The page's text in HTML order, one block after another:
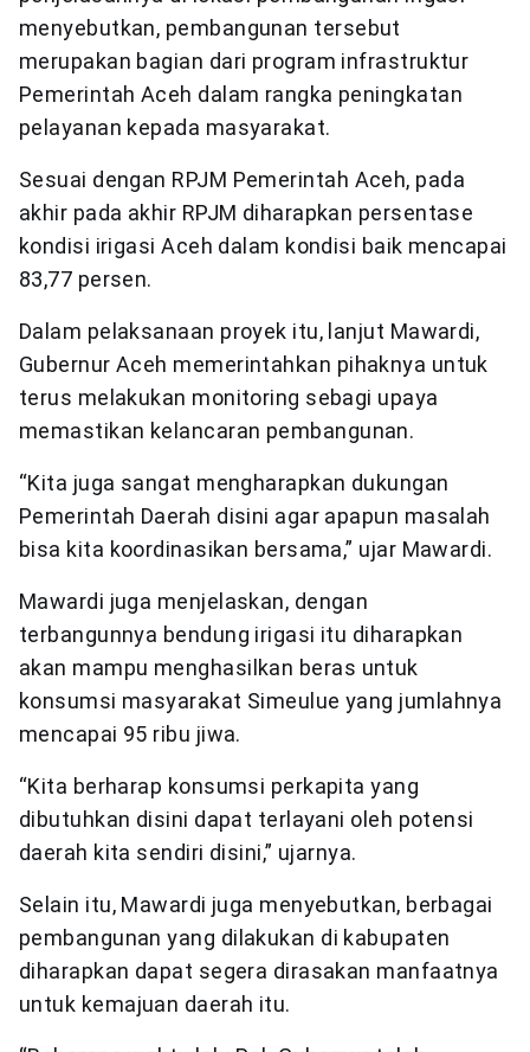
menyebutkan, pembangunan tersebut
merupakan bagian dari program infrastruktur
Pemerintah Aceh dalam rangka peningkatan
pelayanan kepada masyarakat.
Sesuai dengan RPJM Pemerintah Aceh, pada
akhir pada akhir RPJM diharapkan persentase
kondisi irigasi Aceh dalam kondisi baik mencapai
83,77 persen.
Dalam pelaksanaan proyek itu, lanjut Mawardi,
Gubernur Aceh memerintahkan pihaknya untuk
terus melakukan monitoring sebagi upaya
memastikan kelancaran pembangunan.
“Kita juga sangat mengharapkan dukungan
Pemerintah Daerah disini agar apapun masalah
bisa kita koordinasikan bersama,” ujar Mawardi.
Mawardi juga menjelaskan, dengan
terbangunnya bendung irigasi itu diharapkan
akan mampu menghasilkan beras untuk
konsumsi masyarakat Simeulue yang jumlahnya
mencapai 95 ribu jiwa.
“Kita berharap konsumsi perkapita yang
dibutuhkan disini dapat terlayani oleh potensi
daerah kita sendiri disini,” ujarnya.
Selain itu, Mawardi juga menyebutkan, berbagai
pembangunan yang dilakukan di kabupaten
diharapkan dapat segera dirasakan manfaatnya
untuk kemajuan daerah itu.